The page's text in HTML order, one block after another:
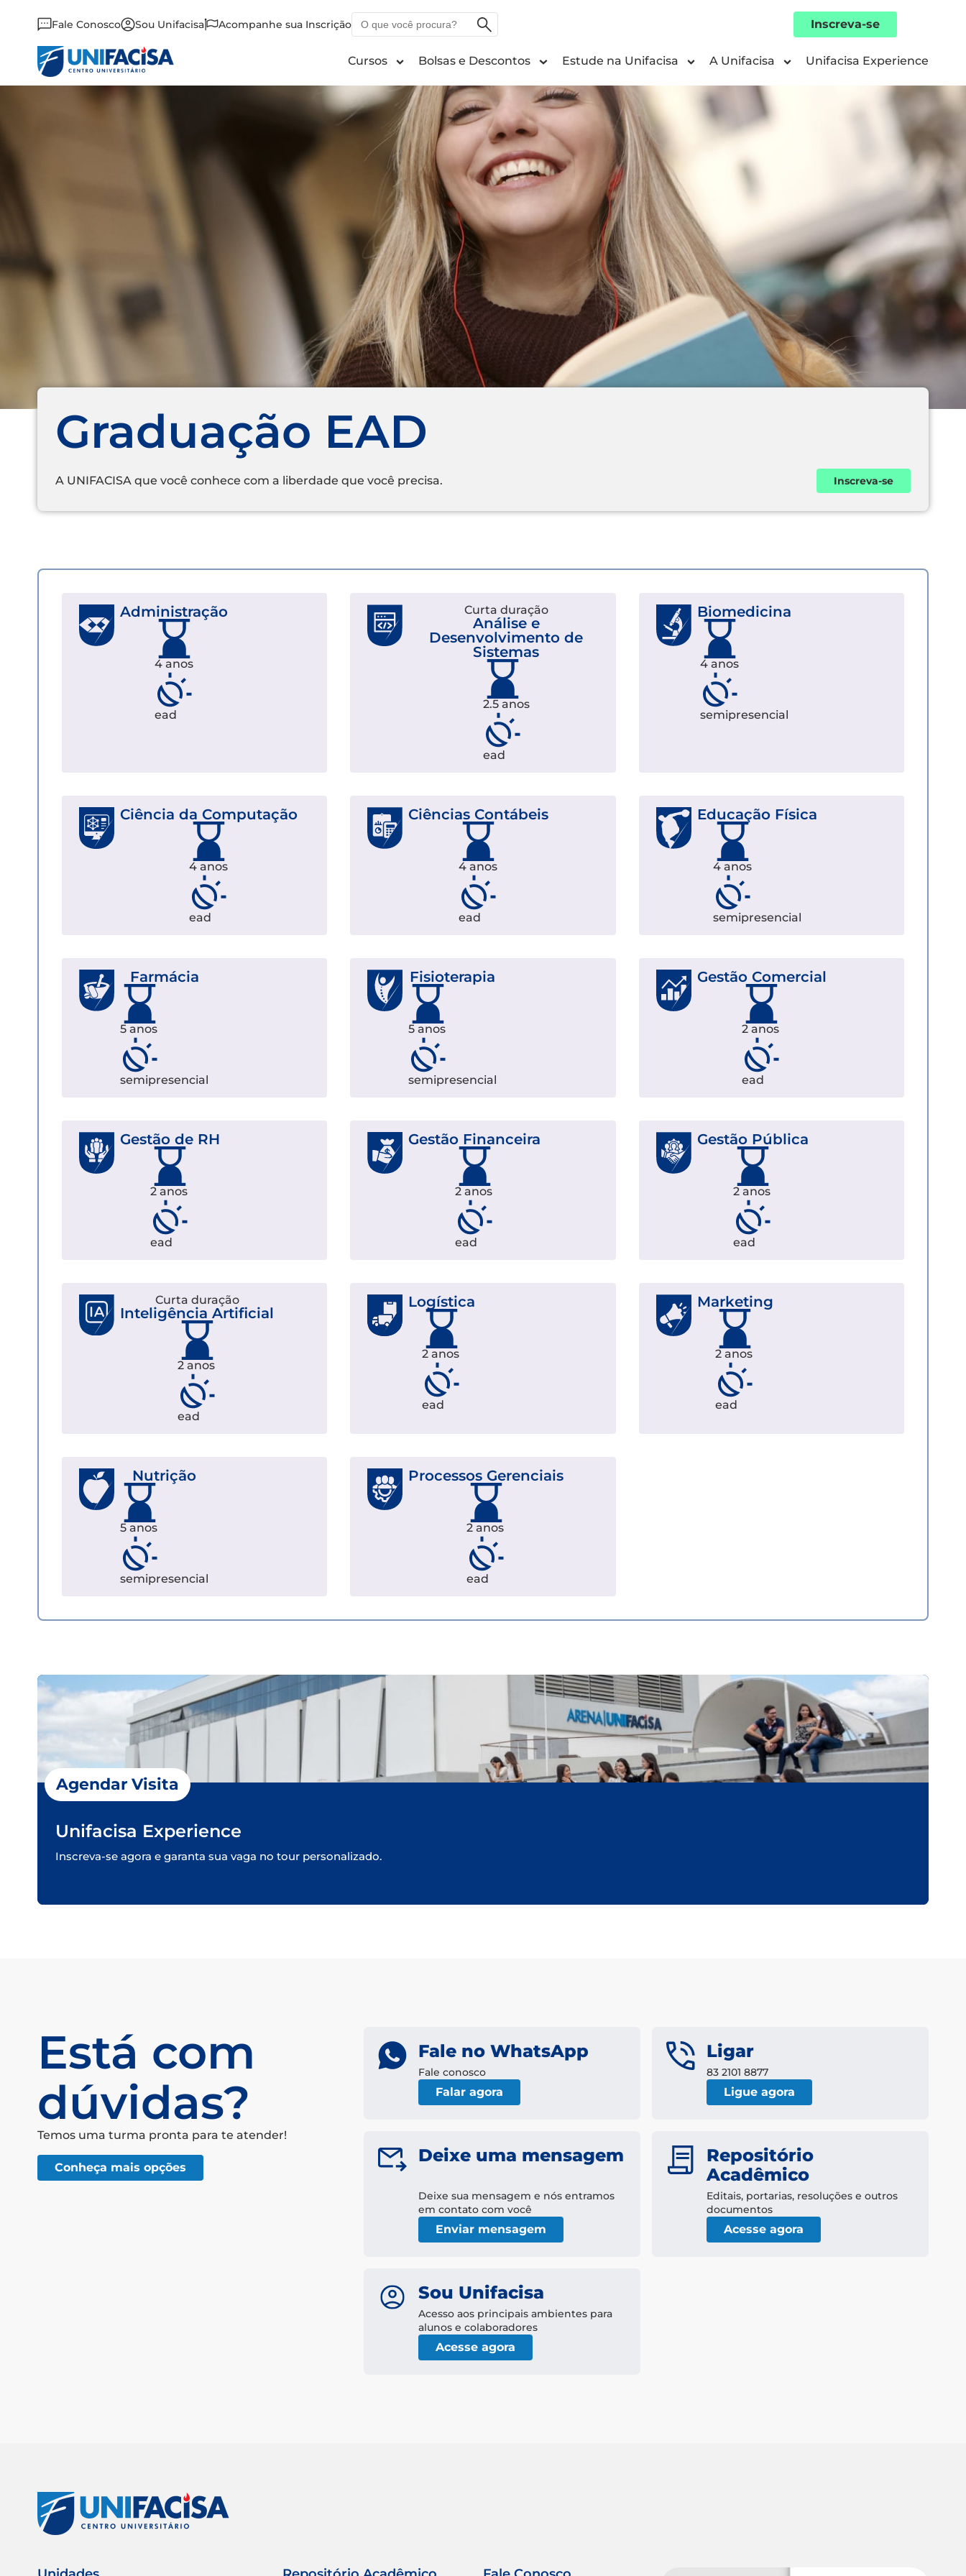
Fale Conosco Sou Unifacisa Acompanhe sua Inscrição
que
procura?
Inscreva-se
Cursos Bolsas e Descontos Estude na Unifacisa A Unifacisa Unifacisa Experience
Graduação EAD
A UNIFACISA que você conhece com a liberdade que você precisa. Inscreva-se
Administração
4 anos
ead
Curta duração
Análise e
Desenvolvimento de
Sistemas
2.5 anos
ead
Biomedicina
4 anos
semipresencial
Ciência da Computação
4 anos
ead
Ciências Contábeis
4 anos
ead
Educação Física
4 anos
semipresencial
Farmácia
5 anos
semipresencial
Fisioterapia
5 anos
semipresencial
Gestão Comercial
2 anos
ead
Gestão de RH
2 anos
ead
Gestão Financeira
2 anos
ead
Gestão Pública
2 anos
ead
Curta duração
Inteligência Artificial
2 anos
ead
Logística
2 anos
ead
Marketing
2 anos
ead
Nutrição
5 anos
semipresencial
Processos Gerenciais
2 anos
ead
Agendar Visita
Unifacisa Experience
Inscreva-se agora e garanta sua vaga no tour personalizado.
Está com
dúvidas?
Temos uma turma pronta para te atender!
Conheça mais opções
Fale no WhatsApp
Fale conosco
Falar agora
Ligar
83 2101 8877
Ligue agora
Deixe uma mensagem
Deixe sua mensagem e nós entramos
em contato com você
Enviar mensagem
Repositório
Acadêmico
Editais, portarias, resoluções e outros
documentos
Acesse agora
Sou Unifacisa
Acesso aos principais ambientes para
alunos e colaboradores
Acesse agora